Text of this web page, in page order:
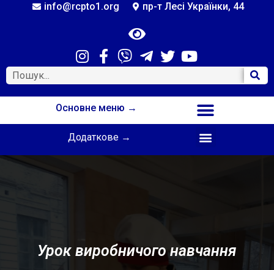
info@rcpto1.org
пр-т Лесі Українки, 44
Основне меню →
Додаткове →
Урок виробничого навчання